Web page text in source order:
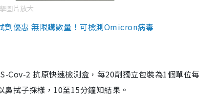
圖片放大
劑優惠 無限購數量！可檢測Omicron病毒
Cov-2 抗原快速檢測盒，每20劑獨立包裝為1個單位
拭子採樣，10至15分鐘知結果。